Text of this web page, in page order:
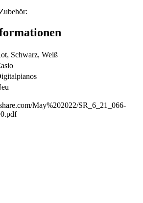
Schwarz, Weiß
May%202022/SR_6_21_066-